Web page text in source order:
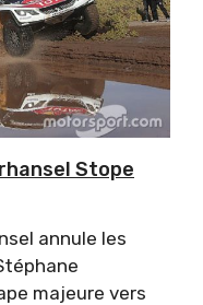
Stope
annule les
majeure vers